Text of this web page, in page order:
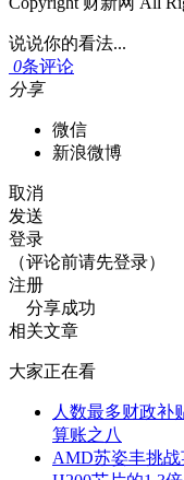
说说你的看法...
0条评论
分享
微信
新浪微博
取消
发送
登录
（评论前请先登录）
注册
分享成功
相关文章
大家正在看
人数最多财政补
算账之八
AMD苏姿丰挑